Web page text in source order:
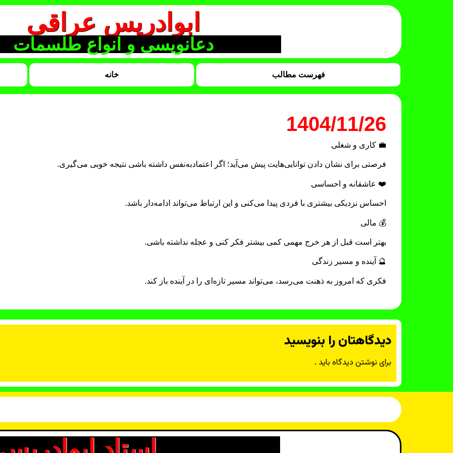
ابوادریس عراقی
دعانویسی و انواع طلسمات
فهرست مطالب خانه
1404/11/26
💼 کاری و شغلی
فرصتی برای نشان دادن توانایی‌هایت پیش می‌آید؛ اگر اعتمادبه‌نفس داشته باشی نتیجه خوبی می‌گیری.
❤️ عاشقانه و احساسی
احساس نزدیکی بیشتری با فردی پیدا می‌کنی و این ارتباط می‌تواند ادامه‌دار باشد.
💰 مالی
بهتر است قبل از هر خرج مهمی کمی بیشتر فکر کنی و عجله نداشته باشی.
🔮 آینده و مسیر زندگی
فکری که امروز به ذهنت می‌رسد، می‌تواند مسیر تازه‌ای را در آینده باز کند.
دیدگاهتان را بنویسید
برای نوشتن دیدگاه باید .